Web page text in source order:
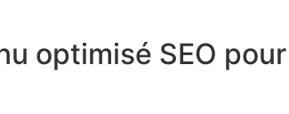
optimisé SEO